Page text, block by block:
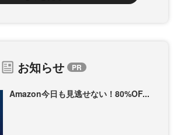
お知らせ
Amazon今日も見逃せない！80%OF...